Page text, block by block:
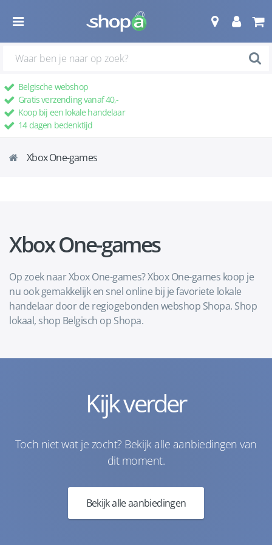
Belgische webshop
Gratis verzending vanaf 40,-
Koop bij een lokale handelaar
14 dagen bedenktijd
Xbox One-games
Xbox One-games
Op zoek naar Xbox One-games? Xbox One-games koop je
nu ook gemakkelijk en snel online bij je favoriete lokale
handelaar door de regiogebonden webshop Shopa. Shop
lokaal, shop Belgisch op Shopa.
Kijk verder
Toch niet wat je zocht? Bekijk alle aanbiedingen van
dit moment.
Bekijk alle aanbiedingen